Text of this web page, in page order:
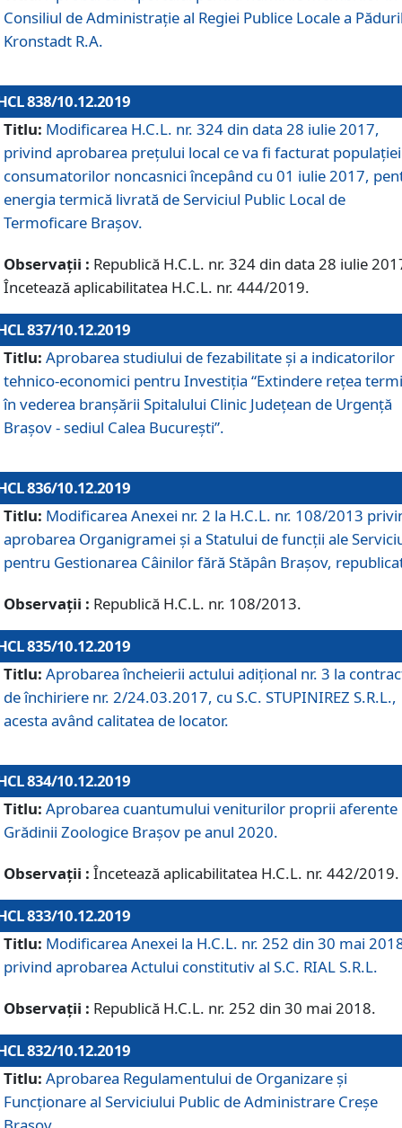
Consiliul de Administraţie al Regiei Publice Locale a
Kronstadt R.A.
838/10.12.2019
Titlu: Modificarea H.C.L. nr. 324 din data 28 iulie 2017,
privind aprobarea preţului local ce va fi facturat
consumatorilor noncasnici începând cu 01 iulie 2017,
energia termică livrată de Serviciul Public Local de
Termoficare Braşov.
Observații : Republică H.C.L. nr. 324 din data 28 iulie
Încetează aplicabilitatea H.C.L. nr. 444/2019.
837/10.12.2019
Titlu: Aprobarea studiului de fezabilitate și a indicatorilor
tehnico-economici pentru Investiția “Extindere rețea
în vederea branșării Spitalului Clinic Județean de Urgență
Brașov - sediul Calea București”.
836/10.12.2019
Titlu: Modificarea Anexei nr. 2 la H.C.L. nr. 108/2013
aprobarea Organigramei şi a Statului de funcții ale
pentru Gestionarea Câinilor fără Stăpân Brașov,
Observații : Republică H.C.L. nr. 108/2013.
835/10.12.2019
Titlu: Aprobarea încheierii actului adițional nr. 3 la
de închiriere nr. 2/24.03.2017, cu S.C. STUPINIREZ S.R.L.,
acesta având calitatea de locator.
834/10.12.2019
Titlu: Aprobarea cuantumului veniturilor proprii aferente
Grădinii Zoologice Braşov pe anul 2020.
Observații : Încetează aplicabilitatea H.C.L. nr. 442/2019.
833/10.12.2019
Titlu: Modificarea Anexei la H.C.L. nr. 252 din 30 mai
privind aprobarea Actului constitutiv al S.C. RIAL S.R.L.
Observații : Republică H.C.L. nr. 252 din 30 mai 2018.
832/10.12.2019
Titlu: Aprobarea Regulamentului de Organizare și
Funcționare al Serviciului Public de Administrare Creșe